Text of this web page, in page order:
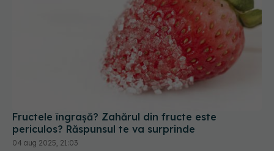
Fructele îngrașă? Zahărul din fructe este
periculos? Răspunsul te va surprinde